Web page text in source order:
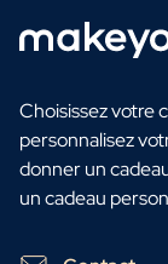
Choisissez votre
personnalisez
donner un
un cadeau